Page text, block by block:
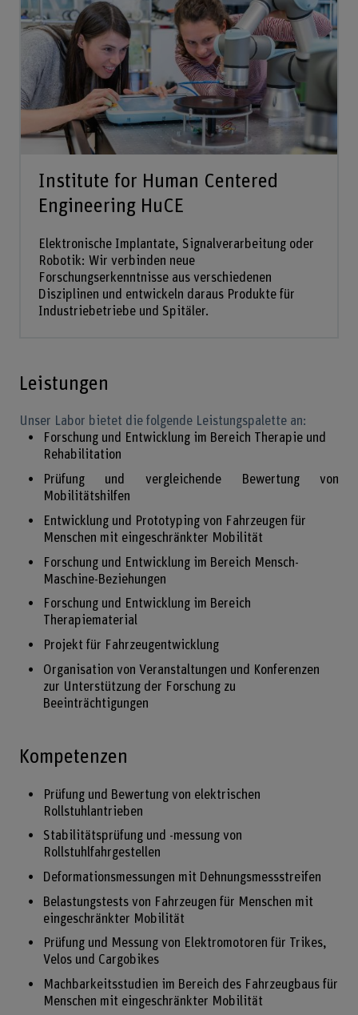
Institute for Human Centered
Engineering HuCE
Elektronische Implantate, Signalverarbeitung oder
Robotik: Wir verbinden neue
Forschungserkenntnisse aus verschiedenen
Disziplinen und entwickeln daraus Produkte für
Industriebetriebe und Spitäler.
Leistungen
Unser Labor bietet die folgende Leistungspalette an:
Forschung und Entwicklung im Bereich Therapie und
Rehabilitation
Prüfung und vergleichende Bewertung von
Mobilitätshilfen
Entwicklung und Prototyping von Fahrzeugen für
Menschen mit eingeschränkter Mobilität
Forschung und Entwicklung im Bereich Mensch-
Maschine-Beziehungen
Forschung und Entwicklung im Bereich
Therapiematerial
Projekt für Fahrzeugentwicklung
Organisation von Veranstaltungen und Konferenzen
zur Unterstützung der Forschung zu
Beeinträchtigungen
Kompetenzen
Prüfung und Bewertung von elektrischen
Rollstuhlantrieben
Stabilitätsprüfung und -messung von
Rollstuhlfahrgestellen
Deformationsmessungen mit Dehnungsmessstreifen
Belastungstests von Fahrzeugen für Menschen mit
eingeschränkter Mobilität
Prüfung und Messung von Elektromotoren für Trikes,
Velos und Cargobikes
Machbarkeitsstudien im Bereich des Fahrzeugbaus für
Menschen mit eingeschränkter Mobilität